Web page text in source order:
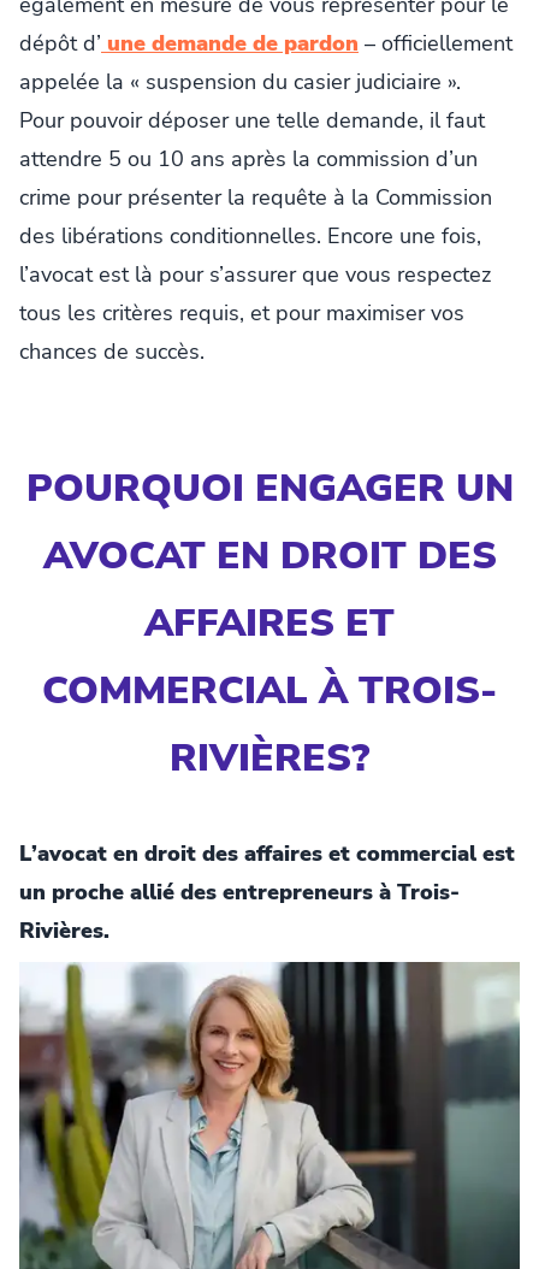
dépôt d’ une demande de pardon – officiellement
appelée la « suspension du casier judiciaire ».
Pour pouvoir déposer une telle demande, il faut
attendre 5 ou 10 ans après la commission d’un
crime pour présenter la requête à la Commission
des libérations conditionnelles. Encore une fois,
l’avocat est là pour s’assurer que vous respectez
tous les critères requis, et pour maximiser vos
chances de succès.
POURQUOI ENGAGER UN
AVOCAT EN DROIT DES
AFFAIRES ET
COMMERCIAL À TROIS-
RIVIÈRES?
L’avocat en droit des affaires et commercial est
un proche allié des entrepreneurs à Trois-
Rivières.